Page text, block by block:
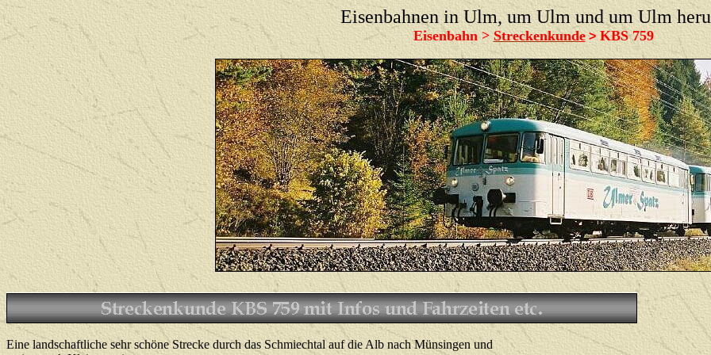
Eisenbahnen in Ulm, um Ulm und um Ulm
Eisenbahn > Streckenkunde>KBS 759
Eine landschaftliche sehr schöne Strecke durch das Schmiechtal auf die Alb nach Münsingen und